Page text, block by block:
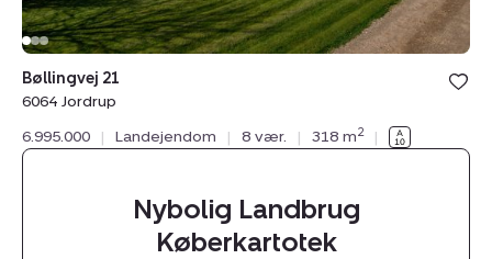
Bolig er
under
Bøllingvej 21
6064 Jordrup
6.995.000
| Landejendom | 8 vær. | 318 m2 |
Nybolig Landbrug
Køberkartotek